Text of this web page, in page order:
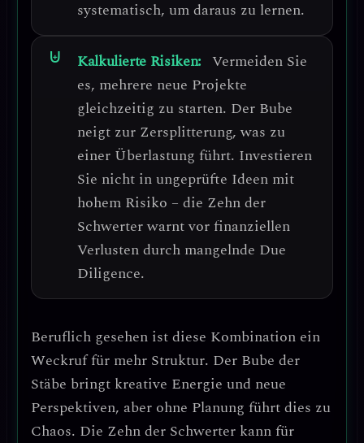
systematisch, um daraus zu lernen.
Kalkulierte Risiken: Vermeiden Sie
es, mehrere neue Projekte
gleichzeitig zu starten. Der Bube
neigt zur Zersplitterung, was zu
einer Überlastung führt. Investieren
Sie nicht in ungeprüfte Ideen mit
hohem Risiko – die Zehn der
Schwerter warnt vor finanziellen
Verlusten durch mangelnde Due
Diligence.
Beruflich gesehen ist diese Kombination ein
Weckruf für mehr Struktur. Der Bube der
Stäbe bringt kreative Energie und neue
Perspektiven, aber ohne Planung führt dies zu
Chaos. Die Zehn der Schwerter kann für